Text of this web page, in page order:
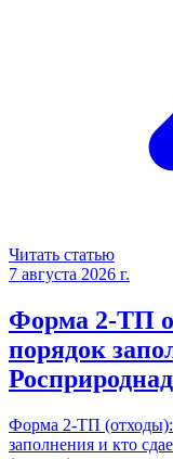
Читать статью
7 августа 2026 г.
Форма 2-ТП
порядок
Форма 2-ТП (отходы):
заполнения и кто